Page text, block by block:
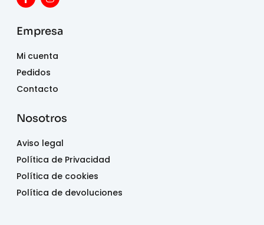
Empresa
Mi cuenta
Pedidos
Contacto
Nosotros
Aviso legal
Política de Privacidad
Política de cookies
Política de devoluciones